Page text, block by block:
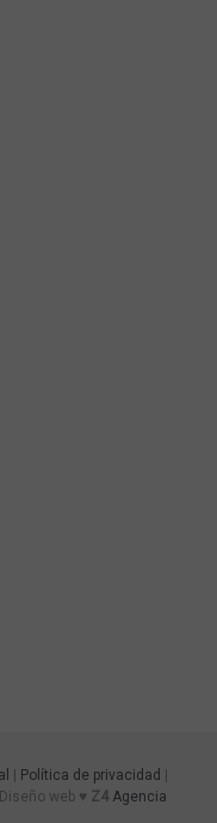
| Política de privacidad |
web ♥ Z4 Agencia